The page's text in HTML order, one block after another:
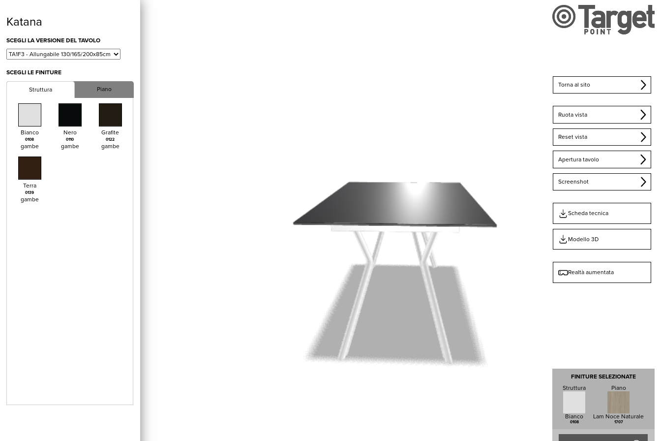
Katana
SCEGLI LA VERSIONE DEL TAVOLO
SCEGLI LE FINITURE
Struttura
Piano
Bianco
0108
gambe
Nero
0110
gambe
Grafite
0122
gambe
Terra
0139
gambe
Torna al sito
Ruota vista
Reset vista
Apertura tavolo
Screenshot
Scheda tecnica
Modello 3D
Realtà aumentata
FINITURE SELEZIONATE
Struttura
Bianco
0108
Piano
Lam Noce Naturale
1707